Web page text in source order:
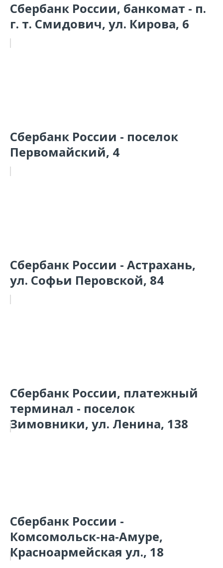
Сбербанк России, банкомат - п.
г. т. Смидович, ул. Кирова, 6
Сбербанк России - поселок
Первомайский, 4
Сбербанк России - Астрахань,
ул. Софьи Перовской, 84
Сбербанк России, платежный
терминал - поселок
Зимовники, ул. Ленина, 138
Сбербанк России -
Комсомольск-на-Амуре,
Красноармейская ул., 18